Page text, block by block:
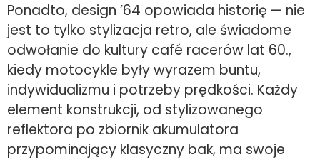
Ponadto, design ’64 opowiada historię — nie
jest to tylko stylizacja retro, ale świadome
odwołanie do kultury café racerów lat 60.,
kiedy motocykle były wyrazem buntu,
indywidualizmu i potrzeby prędkości. Każdy
element konstrukcji, od stylizowanego
reflektora po zbiornik akumulatora
przypominający klasyczny bak, ma swoje